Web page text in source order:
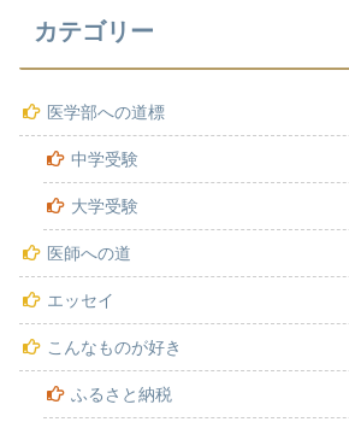
カテゴリー
医学部への道標
中学受験
大学受験
医師への道
エッセイ
こんなものが好き
ふるさと納税